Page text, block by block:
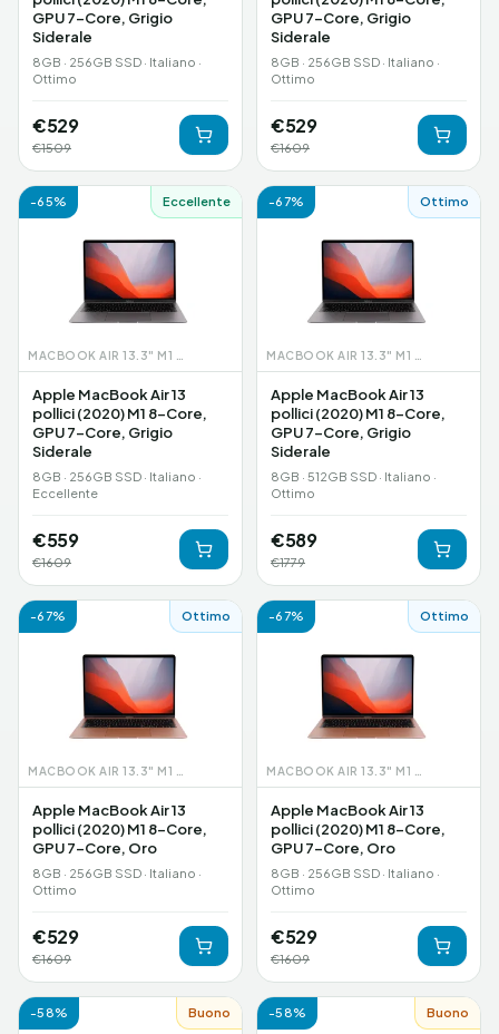
GPU 7-Core, Grigio
Siderale
8GB · 256GB SSD · Italiano ·
Ottimo
€529
€1509
GPU 7-Core, Grigio
Siderale
8GB · 256GB SSD · Italiano ·
Ottimo
€529
€1609
-65% Eccellente
Apple MacBook Air 13
pollici (2020) M1 8-Core,
GPU 7-Core, Grigio
Siderale
8GB · 256GB SSD · Italiano ·
Eccellente
€559
€1609
-67% Ottimo
Apple MacBook Air 13
pollici (2020) M1 8-Core,
GPU 7-Core, Grigio
Siderale
8GB · 512GB SSD · Italiano ·
Ottimo
€589
€1779
-67% Ottimo
Apple MacBook Air 13
pollici (2020) M1 8-Core,
GPU 7-Core, Oro
8GB · 256GB SSD · Italiano ·
Ottimo
€529
€1609
-67% Ottimo
Apple MacBook Air 13
pollici (2020) M1 8-Core,
GPU 7-Core, Oro
8GB · 256GB SSD · Italiano ·
Ottimo
€529
€1609
-58% Buono -58% Buono